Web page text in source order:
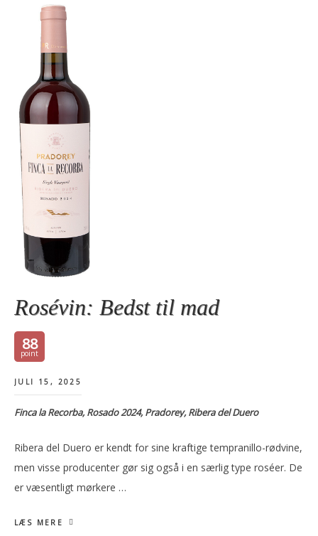
Rosévin: Bedst til mad
88
JULI 15, 2025
Finca la Recorba, Rosado 2024, Pradorey, Ribera del Duero
Ribera del Duero er kendt for sine kraftige tempranillo-rødvine,
men visse producenter gør sig også i en særlig type roséer. De
er væsentligt mørkere …
LÆS MERE